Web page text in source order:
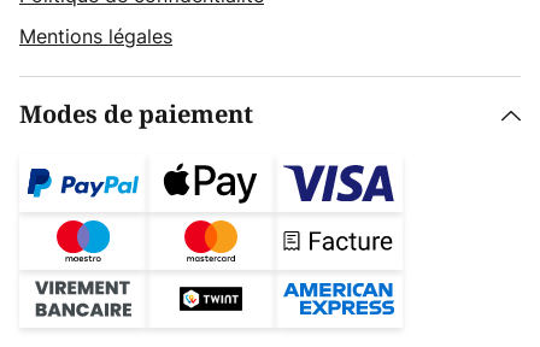
Mentions légales
Modes de paiement